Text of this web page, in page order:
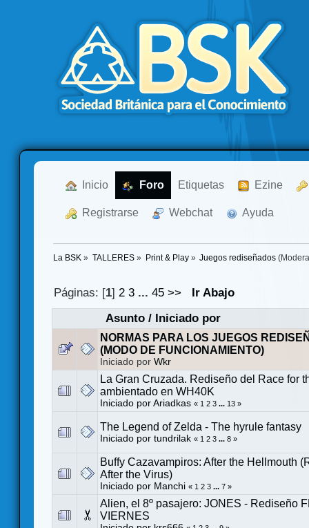
Inicio Foro Etiquetas Ezine
Registrarse Webchat Ayuda
La BSK » TALLERES» Print & Play» Juegos rediseñados
Páginas: [1]2 3 ...45 >>
Ir Abajo
Asunto/ Iniciado por
NORMAS PARA LOS JUEGOS
(MODO DE FUNCIONAMIENTO)
Iniciado por Wkr
La Gran Cruzada. Rediseño del Race for
ambientado en WH40K
Iniciado por Ariadkas « 1 2 3 ... 13 »
The Legend of Zelda - The hyrule fantasy
Iniciado por tundrilak « 1 2 3 ... 8 »
Buffy Cazavampiros: After the Hellmouth
After the Virus)
Iniciado por Manchi « 1 2 3 ... 7 »
Alien, el 8º pasajero: JONES - Rediseño
VIERNES